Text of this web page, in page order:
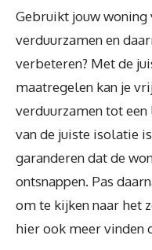
Gebruikt jouw
verduurzamen en
verbeteren? Met de
maatregelen kan je
verduurzamen tot
van de juiste isolatie
garanderen dat de
ontsnappen. Pas
om te kijken naar het
hier ook meer vinden